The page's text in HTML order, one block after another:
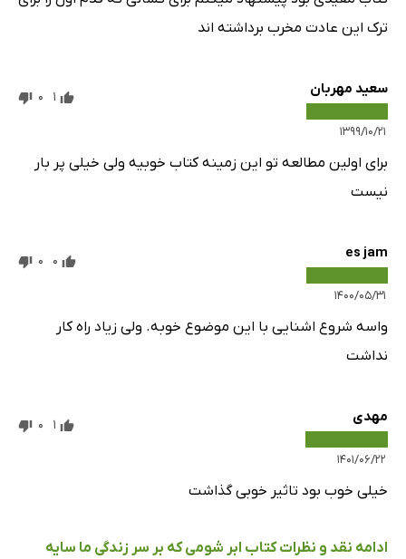
ترک این عادت مخرب برداشته اند
سعید مهربان
۱۳۹۹/۱۰/۲۱
1
0
برای اولین مطالعه تو این زمینه کتاب خوبیه ولی خیلی پر بار
نیست
es jam
۱۴۰۰/۰۵/۳۱
0
0
واسه شروع اشنایی با این موضوع خوبه. ولی زیاد راه کار
نداشت
مهدی
۱۴۰۱/۰۶/۲۲
1
0
خیلی خوب بود تاثیر خوبی گذاشت
ادامه نقد و نظرات کتاب ابر شومی که بر سر زندگی ما سایه